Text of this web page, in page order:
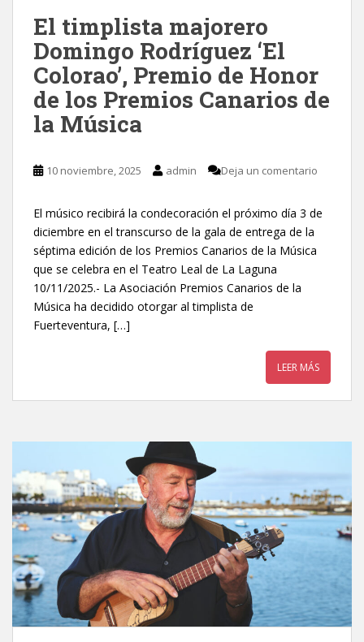
El timplista majorero
Domingo Rodríguez ‘El
Colorao’, Premio de Honor
de los Premios Canarios de
la Música
10 noviembre, 2025 admin Deja un comentario
El músico recibirá la condecoración el próximo día 3 de
diciembre en el transcurso de la gala de entrega de la
séptima edición de los Premios Canarios de la Música
que se celebra en el Teatro Leal de La Laguna
10/11/2025.- La Asociación Premios Canarios de la
Música ha decidido otorgar al timplista de
Fuerteventura, […]
LEER MÁS